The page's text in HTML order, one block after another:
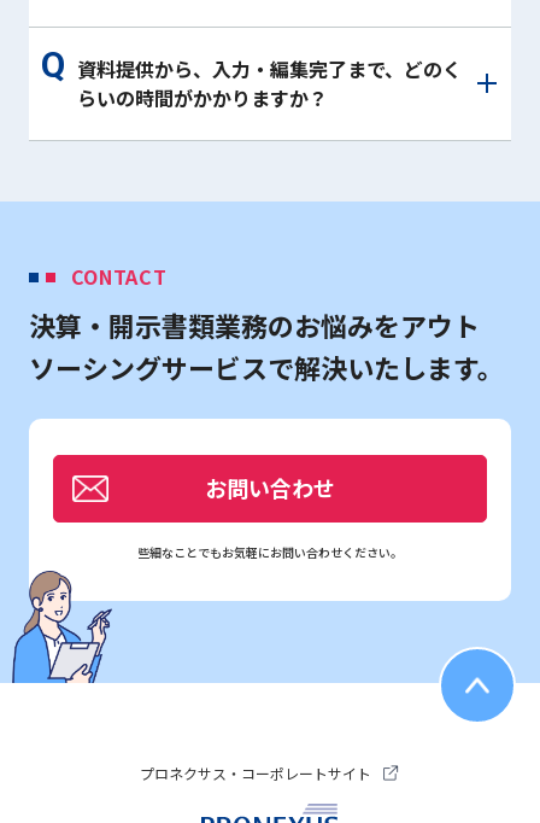
資料提供から、入力・編集完了まで、どのく
らいの時間がかかりますか？
CONTACT
決算・開示書類業務のお悩みをアウト
ソーシングサービスで解決いたします。
お問い合わせ
些細なことでもお気軽にお問い合わせください。
プロネクサス・コーポレートサイト